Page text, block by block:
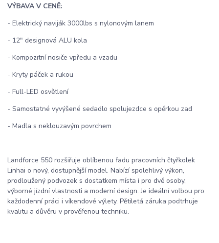
VÝBAVA V CENĚ:
- Elektrický naviják 3000lbs s nylonovým lanem
- 12" designová ALU kola
- Kompozitní nosiče vpředu a vzadu
- Kryty páček a rukou
- Full-LED osvětlení
- Samostatné vyvýšené sedadlo spolujezdce s opěrkou zad
- Madla s neklouzavým povrchem
Landforce 550 rozšiřuje oblíbenou řadu pracovních čtyřkolek
Linhai o nový, dostupnější model. Nabízí spolehlivý výkon,
prodloužený podvozek s dostatkem místa i pro dvě osoby,
výborné jízdní vlastnosti a moderní design. Je ideální volbou pro
každodenní práci i víkendové výlety. Pětiletá záruka podtrhuje
kvalitu a důvěru v prověřenou techniku.